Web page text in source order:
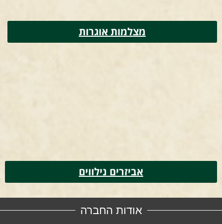
מצלמות אוגרות
אביזרים נילווים
אודות החברה